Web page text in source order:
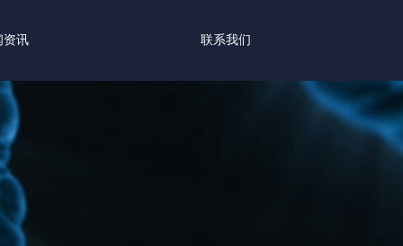
资讯 联系我们